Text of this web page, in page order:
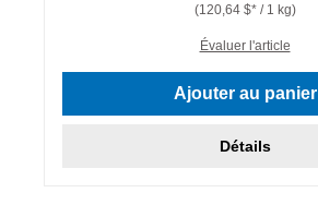
(120,64 $* / 1 kg)
Évaluer l'article
Ajouter au panier
Détails